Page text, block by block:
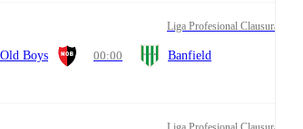
Liga Profesional Clausura
Boys 00:00 Banfield